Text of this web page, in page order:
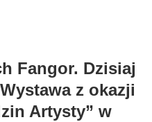
Fangor. Dzisiaj
z okazji
Artysty” w